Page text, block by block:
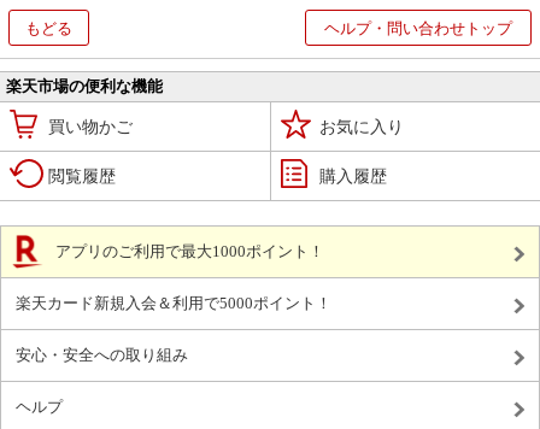
もどる ヘルプ・問い合わせトップ
楽天市場の便利な機能
買い物かご お気に入り
閲覧履歴 購入履歴
アプリのご利用で最大1000ポイント！
楽天カード新規入会＆利用で5000ポイント！
安心・安全への取り組み
ヘルプ